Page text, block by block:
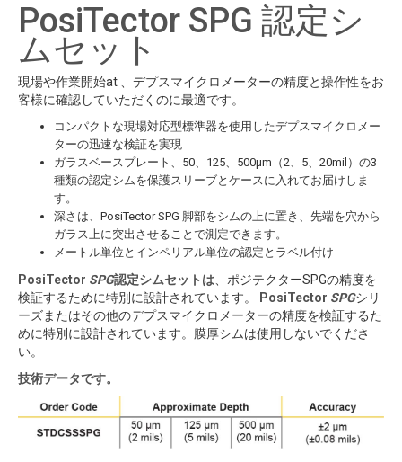
PosiTector SPG 認定シ
ムセット
現場や作業開始at 、デプスマイクロメーターの精度と操作性をお
客様に確認していただくのに最適です。
コンパクトな現場対応型標準器を使用したデプスマイクロメー
ターの迅速な検証を実現
ガラスベースプレート、50、125、500μm（2、5、20mil）の3
種類の認定シムを保護スリーブとケースに入れてお届けしま
す。
深さは、PosiTector SPG 脚部をシムの上に置き、先端を穴から
ガラス上に突出させることで測定できます。
メートル単位とインペリアル単位の認定とラベル付け
PosiTector SPG認定シムセットは 、ポジテクターSPGの精度を
検証するために特別に設計されています。
PosiTector SPGシリ
ーズまたはその他のデプスマイクロメーターの精度を検証するた
めに特別に設計されています。膜厚シムは使用しないでくださ
い。
技術データです。